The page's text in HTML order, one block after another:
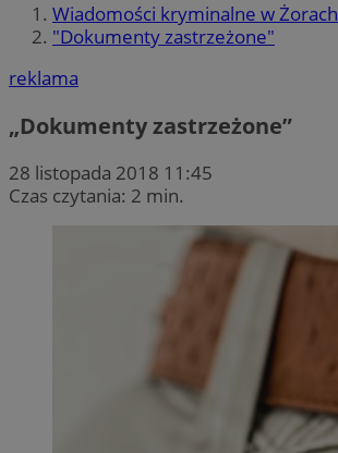
Wiadomości kryminalne w Żorach
"Dokumenty zastrzeżone"
reklama
„Dokumenty zastrzeżone”
28 listopada 2018 11:45
Czas czytania: 2 min.